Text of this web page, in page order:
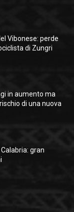
Vibonese: perde
di Zungri
in aumento ma
di una nuova
gran